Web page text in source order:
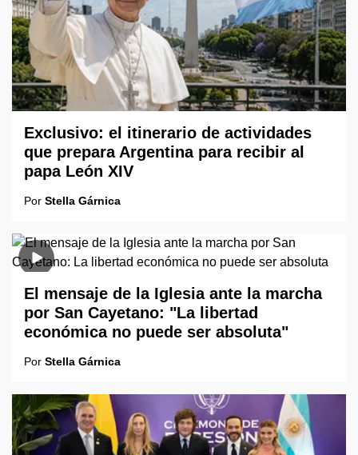
Exclusivo: el itinerario de actividades
que prepara Argentina para recibir al
papa León XIV
Por Stella Gárnica
El mensaje de la Iglesia ante la marcha
por San Cayetano: "La libertad
económica no puede ser absoluta"
Por Stella Gárnica